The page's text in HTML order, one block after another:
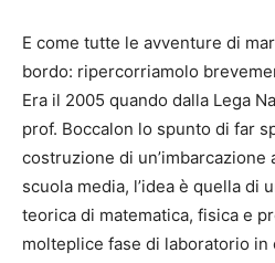
E come tutte le avventure di
bordo: ripercorriamolo
Era il 2005 quando dalla Lega
prof. Boccalon lo spunto di far
costruzione di un’imbarcazione
scuola media, l’idea è quella di
teorica di matematica, fisica e
molteplice fase di laboratorio in